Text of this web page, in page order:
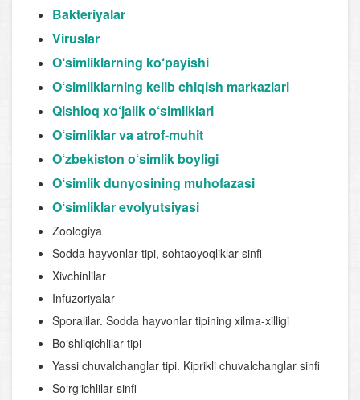
Bakteriyalar
Viruslar
O‘simliklarning ko‘payishi
O‘simliklarning kelib chiqish markazlari
Qishloq xo‘jalik o‘simliklari
O‘simliklar va atrof-muhit
O‘zbekiston o‘simlik boyligi
O‘simlik dunyosining muhofazasi
O‘simliklar evolyutsiyasi
Zoologiya
Sodda hayvonlar tipi, sohtaoyoqliklar sinfi
Xivchinlilar
Infuzoriyalar
Sporalilar. Sodda hayvonlar tipining xilma-xilligi
Bo‘shliqichlilar tipi
Yassi chuvalchanglar tipi. Kiprikli chuvalchanglar sinfi
So‘rg‘ichlilar sinfi